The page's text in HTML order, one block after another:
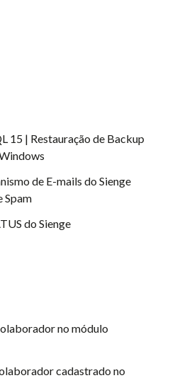
15 | Restauração de Backup
de E-mails do Sienge
Spam
do Sienge
no módulo
cadastrado no